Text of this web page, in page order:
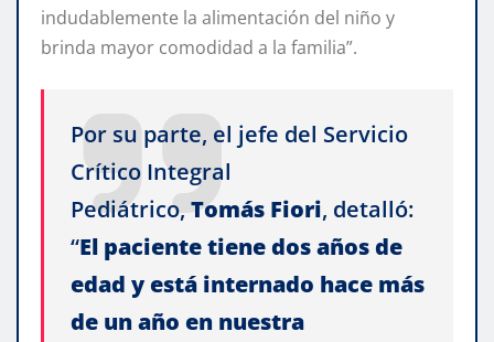
indudablemente la alimentación del niño y
brinda mayor comodidad a la familia”.
Por su parte, el jefe del Servicio
Crítico Integral
Pediátrico, Tomás Fiori, detalló:
“El paciente tiene dos años de
edad y está internado hace más
de un año en nuestra